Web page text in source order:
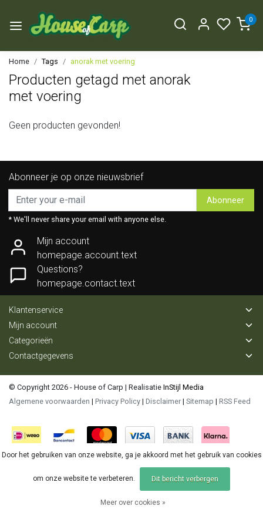
0
Home Tags anorak met voering
Producten getagd met anorak
met voering
Geen producten gevonden!
Abonneer je op onze nieuwsbrief
Abonneer
* We'll never share your email with anyone else.
Mijn account
homepage.account.text
Questions?
homepage.contact.text
Klantenservice
Mijn account
Categorieën
Contactgegevens
© Copyright 2026 - House of Carp | Realisatie InStijl Media
Algemene voorwaarden | Privacy Policy | Disclaimer | Sitemap | RSS Feed
Door het gebruiken van onze website, ga je akkoord met het gebruik van cookies
om onze website te verbeteren. Dit bericht verbergen
Meer over cookies »